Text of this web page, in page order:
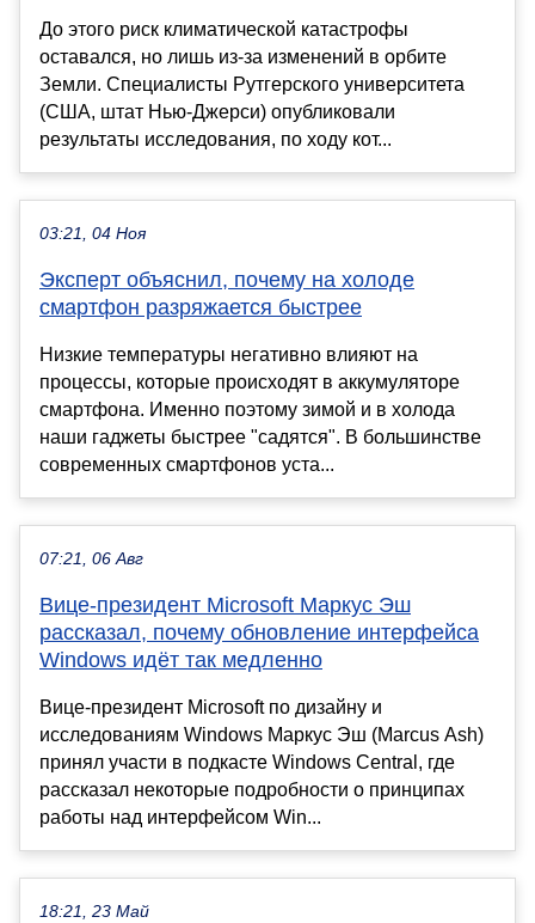
До этого риск климатической катастрофы
оставался, но лишь из-за изменений в орбите
Земли. Специалисты Рутгерского университета
(США, штат Нью-Джерси) опубликовали
результаты исследования, по ходу кот...
03:21, 04 Ноя
Эксперт объяснил, почему на холоде
смартфон разряжается быстрее
Низкие температуры негативно влияют на
процессы, которые происходят в аккумуляторе
смартфона. Именно поэтому зимой и в холода
наши гаджеты быстрее "садятся". В большинстве
современных смартфонов уста...
07:21, 06 Авг
Вице-президент Microsoft Маркус Эш
рассказал, почему обновление интерфейса
Windows идёт так медленно
Вице-президент Microsoft по дизайну и
исследованиям Windows Маркус Эш (Marcus Ash)
принял участи в подкасте Windows Central, где
рассказал некоторые подробности о принципах
работы над интерфейсом Win...
18:21, 23 Май